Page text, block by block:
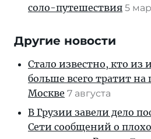
соло-путешествия 5
Другие новости
Стало известно, кто из
больше всего тратит
Москве 7 августа
В Грузии завели дело
Сети сообщений о